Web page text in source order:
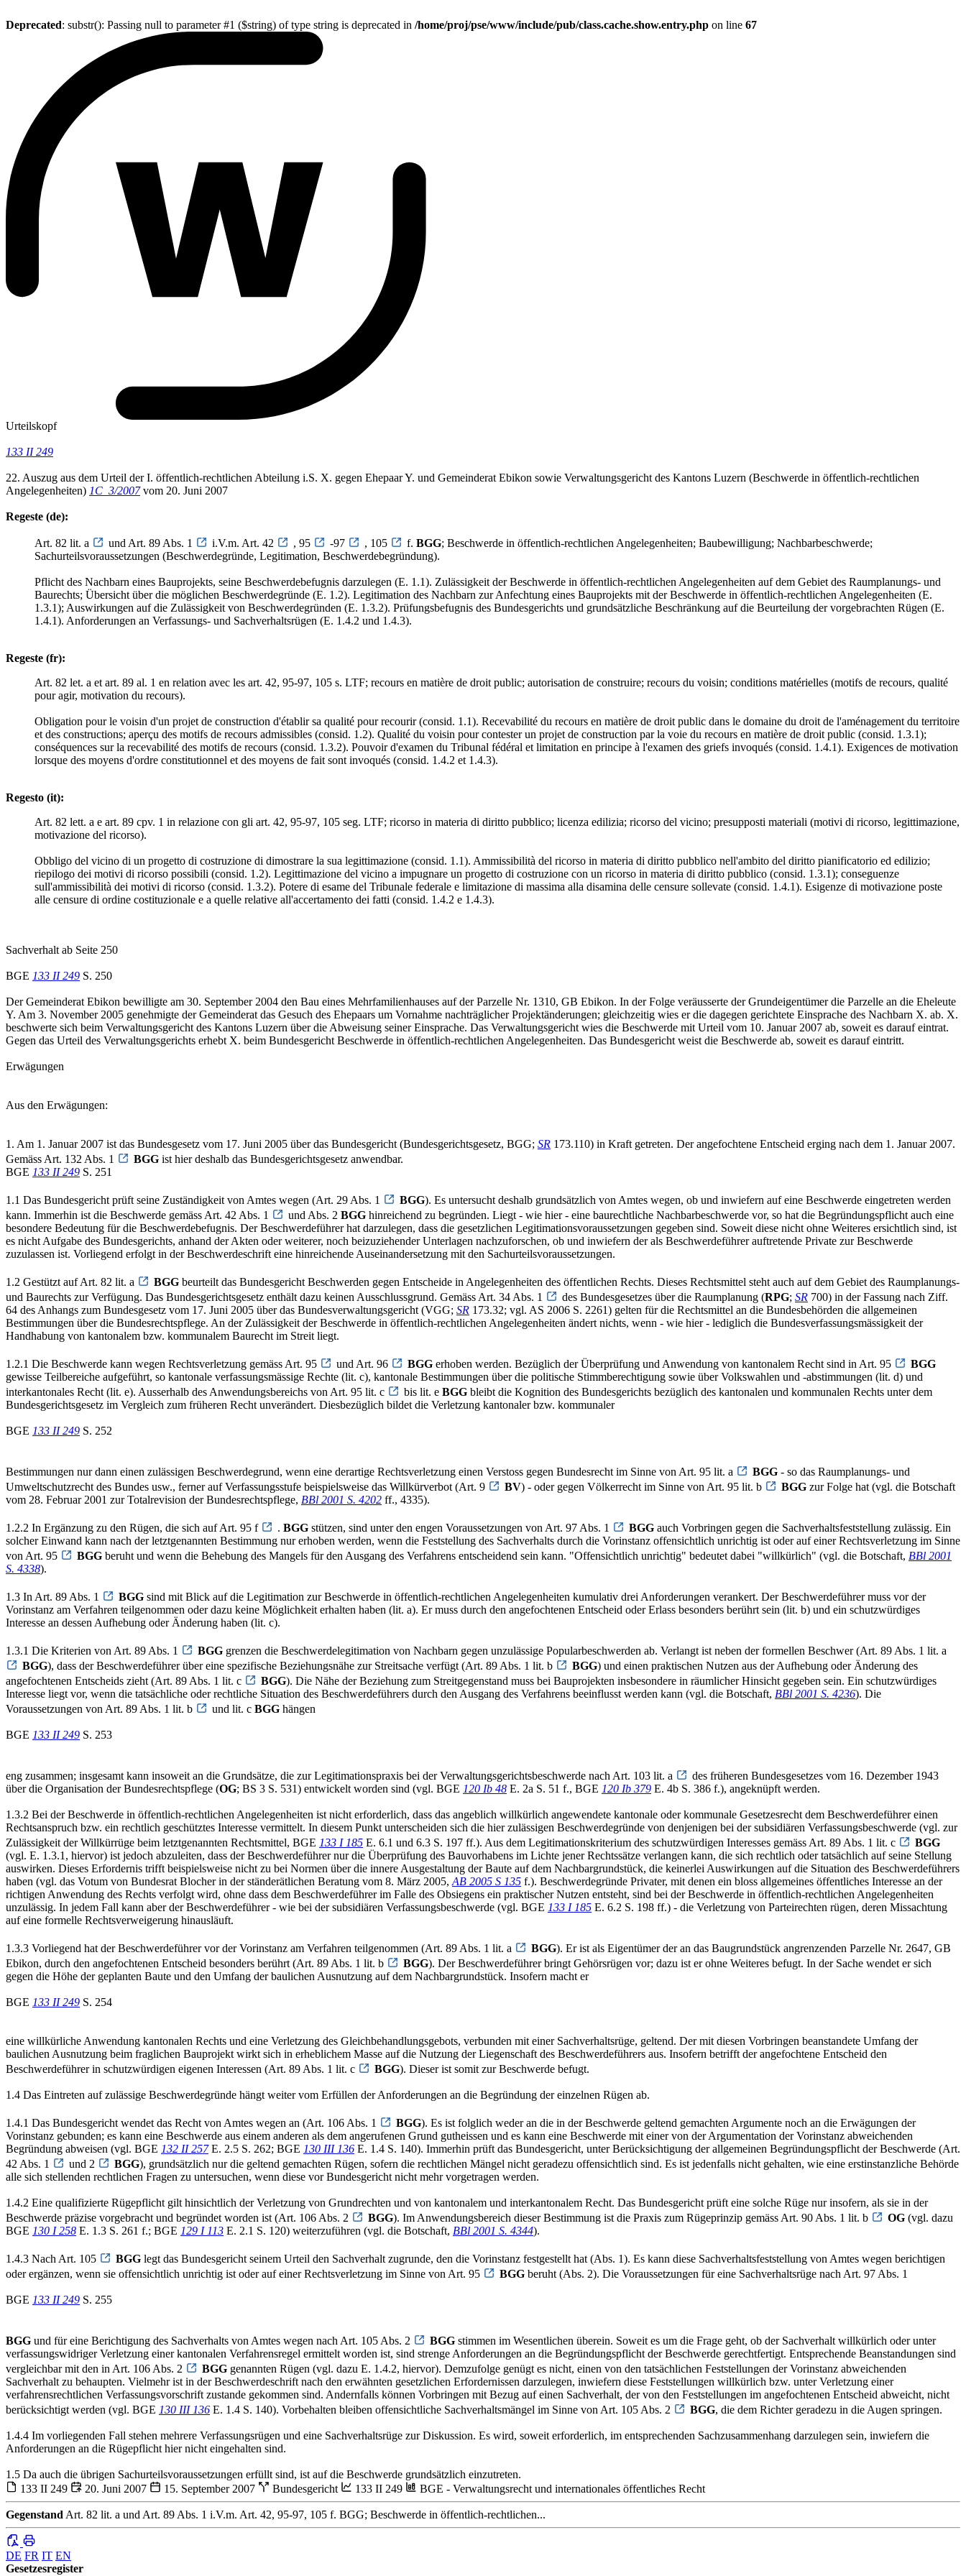
Deprecated: substr(): Passing null to parameter #1 ($string) of type string is deprecated in /home/proj/pse/www/include/pub/class.cache.show.entry.php on line 67
Urteilskopf
133 II 249
22. Auszug aus dem Urteil der I. öffentlich-rechtlichen Abteilung i.S. X. gegen Ehepaar Y. und Gemeinderat Ebikon sowie Verwaltungsgericht des Kantons Luzern (Beschwerde in öffentlich-rechtlichen
Angelegenheiten) 1C_3/2007vom 20. Juni 2007
Regeste (de):
Art. 82 lit. a und Art. 89 Abs. 1 i.V.m. Art. 42 , 95 -97 , 105 f. BGG; Beschwerde in öffentlich-rechtlichen Angelegenheiten; Baubewilligung; Nachbarbeschwerde;
Sachurteilsvoraussetzungen (Beschwerdegründe, Legitimation, Beschwerdebegründung).
Pflicht des Nachbarn eines Bauprojekts, seine Beschwerdebefugnis darzulegen (E. 1.1). Zulässigkeit der Beschwerde in öffentlich-rechtlichen Angelegenheiten auf dem Gebiet des Raumplanungs- und
Baurechts; Übersicht über die möglichen Beschwerdegründe (E. 1.2). Legitimation des Nachbarn zur Anfechtung eines Bauprojekts mit der Beschwerde in öffentlich-rechtlichen Angelegenheiten (E.
1.3.1); Auswirkungen auf die Zulässigkeit von Beschwerdegründen (E. 1.3.2). Prüfungsbefugnis des Bundesgerichts und grundsätzliche Beschränkung auf die Beurteilung der vorgebrachten Rügen (E.
1.4.1). Anforderungen an Verfassungs- und Sachverhaltsrügen (E. 1.4.2 und 1.4.3).
Regeste (fr):
Art. 82 let. a et art. 89 al. 1 en relation avec les art. 42, 95-97, 105 s. LTF; recours en matière de droit public; autorisation de construire; recours du voisin; conditions matérielles (motifs de recours, qualité
pour agir, motivation du recours).
Obligation pour le voisin d'un projet de construction d'établir sa qualité pour recourir (consid. 1.1). Recevabilité du recours en matière de droit public dans le domaine du droit de l'aménagement du territoire
et des constructions; aperçu des motifs de recours admissibles (consid. 1.2). Qualité du voisin pour contester un projet de construction par la voie du recours en matière de droit public (consid. 1.3.1);
conséquences sur la recevabilité des motifs de recours (consid. 1.3.2). Pouvoir d'examen du Tribunal fédéral et limitation en principe à l'examen des griefs invoqués (consid. 1.4.1). Exigences de motivation
lorsque des moyens d'ordre constitutionnel et des moyens de fait sont invoqués (consid. 1.4.2 et 1.4.3).
Regesto (it):
Art. 82 lett. a e art. 89 cpv. 1 in relazione con gli art. 42, 95-97, 105 seg. LTF; ricorso in materia di diritto pubblico; licenza edilizia; ricorso del vicino; presupposti materiali (motivi di ricorso, legittimazione,
motivazione del ricorso).
Obbligo del vicino di un progetto di costruzione di dimostrare la sua legittimazione (consid. 1.1). Ammissibilità del ricorso in materia di diritto pubblico nell'ambito del diritto pianificatorio ed edilizio;
riepilogo dei motivi di ricorso possibili (consid. 1.2). Legittimazione del vicino a impugnare un progetto di costruzione con un ricorso in materia di diritto pubblico (consid. 1.3.1); conseguenze
sull'ammissibilità dei motivi di ricorso (consid. 1.3.2). Potere di esame del Tribunale federale e limitazione di massima alla disamina delle censure sollevate (consid. 1.4.1). Esigenze di motivazione poste
alle censure di ordine costituzionale e a quelle relative all'accertamento dei fatti (consid. 1.4.2 e 1.4.3).
Sachverhalt ab Seite 250
BGE 133 II 249 S. 250
Der Gemeinderat Ebikon bewilligte am 30. September 2004 den Bau eines Mehrfamilienhauses auf der Parzelle Nr. 1310, GB Ebikon. In der Folge veräusserte der Grundeigentümer die Parzelle an die Eheleute
Y. Am 3. November 2005 genehmigte der Gemeinderat das Gesuch des Ehepaars um Vornahme nachträglicher Projektänderungen; gleichzeitig wies er die dagegen gerichtete Einsprache des Nachbarn X. ab. X.
beschwerte sich beim Verwaltungsgericht des Kantons Luzern über die Abweisung seiner Einsprache. Das Verwaltungsgericht wies die Beschwerde mit Urteil vom 10. Januar 2007 ab, soweit es darauf eintrat.
Gegen das Urteil des Verwaltungsgerichts erhebt X. beim Bundesgericht Beschwerde in öffentlich-rechtlichen Angelegenheiten. Das Bundesgericht weist die Beschwerde ab, soweit es darauf eintritt.
Erwägungen
Aus den Erwägungen:
1. Am 1. Januar 2007 ist das Bundesgesetz vom 17. Juni 2005 über das Bundesgericht (Bundesgerichtsgesetz, BGG; SR 173.110) in Kraft getreten. Der angefochtene Entscheid erging nach dem 1. Januar 2007.
Gemäss Art. 132 Abs. 1
BGG ist hier deshalb das Bundesgerichtsgesetz anwendbar.
BGE 133 II 249 S. 251
1.1 Das Bundesgericht prüft seine Zuständigkeit von Amtes wegen (Art. 29 Abs. 1 BGG). Es untersucht deshalb grundsätzlich von Amtes wegen, ob und inwiefern auf eine Beschwerde eingetreten werden
kann. Immerhin ist die Beschwerde gemäss Art. 42 Abs. 1
und Abs. 2 BGG hinreichend zu begründen. Liegt - wie hier - eine baurechtliche Nachbarbeschwerde vor, so hat die Begründungspflicht auch eine
besondere Bedeutung für die Beschwerdebefugnis. Der Beschwerdeführer hat darzulegen, dass die gesetzlichen Legitimationsvoraussetzungen gegeben sind. Soweit diese nicht ohne Weiteres ersichtlich sind, ist
es nicht Aufgabe des Bundesgerichts, anhand der Akten oder weiterer, noch beizuziehender Unterlagen nachzuforschen, ob und inwiefern der als Beschwerdeführer auftretende Private zur Beschwerde
zuzulassen ist. Vorliegend erfolgt in der Beschwerdeschrift eine hinreichende Auseinandersetzung mit den Sachurteilsvoraussetzungen.
1.2 Gestützt auf Art. 82 lit. a BGG beurteilt das Bundesgericht Beschwerden gegen Entscheide in Angelegenheiten des öffentlichen Rechts. Dieses Rechtsmittel steht auch auf dem Gebiet des Raumplanungs-
und Baurechts zur Verfügung. Das Bundesgerichtsgesetz enthält dazu keinen Ausschlussgrund. Gemäss Art. 34 Abs. 1
des Bundesgesetzes über die Raumplanung (RPG; SR 700) in der Fassung nach Ziff.
64 des Anhangs zum Bundesgesetz vom 17. Juni 2005 über das Bundesverwaltungsgericht (VGG; SR 173.32; vgl. AS 2006 S. 2261) gelten für die Rechtsmittel an die Bundesbehörden die allgemeinen
Bestimmungen über die Bundesrechtspflege. An der Zulässigkeit der Beschwerde in öffentlich-rechtlichen Angelegenheiten ändert nichts, wenn - wie hier - lediglich die Bundesverfassungsmässigkeit der
Handhabung von kantonalem bzw. kommunalem Baurecht im Streit liegt.
1.2.1 Die Beschwerde kann wegen Rechtsverletzung gemäss Art. 95 und Art. 96 BGG erhoben werden. Bezüglich der Überprüfung und Anwendung von kantonalem Recht sind in Art. 95
BGG
gewisse Teilbereiche aufgeführt, so kantonale verfassungsmässige Rechte (lit. c), kantonale Bestimmungen über die politische Stimmberechtigung sowie über Volkswahlen und -abstimmungen (lit. d) und
interkantonales Recht (lit. e). Ausserhalb des Anwendungsbereichs von Art. 95 lit. c
bis lit. e BGG bleibt die Kognition des Bundesgerichts bezüglich des kantonalen und kommunalen Rechts unter dem
Bundesgerichtsgesetz im Vergleich zum früheren Recht unverändert. Diesbezüglich bildet die Verletzung kantonaler bzw. kommunaler
BGE 133 II 249 S. 252
Bestimmungen nur dann einen zulässigen Beschwerdegrund, wenn eine derartige Rechtsverletzung einen Verstoss gegen Bundesrecht im Sinne von Art. 95 lit. a BGG - so das Raumplanungs- und
Umweltschutzrecht des Bundes usw., ferner auf Verfassungsstufe beispielsweise das Willkürverbot (Art. 9
BV) - oder gegen Völkerrecht im Sinne von Art. 95 lit. b BGG zur Folge hat (vgl. die Botschaft
vom 28. Februar 2001 zur Totalrevision der Bundesrechtspflege, BBl 2001 S. 4202 ff., 4335).
1.2.2 In Ergänzung zu den Rügen, die sich auf Art. 95 f . BGG stützen, sind unter den engen Voraussetzungen von Art. 97 Abs. 1 BGG auch Vorbringen gegen die Sachverhaltsfeststellung zulässig. Ein
solcher Einwand kann nach der letztgenannten Bestimmung nur erhoben werden, wenn die Feststellung des Sachverhalts durch die Vorinstanz offensichtlich unrichtig ist oder auf einer Rechtsverletzung im Sinne
von Art. 95
BGG beruht und wenn die Behebung des Mangels für den Ausgang des Verfahrens entscheidend sein kann. "Offensichtlich unrichtig" bedeutet dabei "willkürlich" (vgl. die Botschaft, BBl 2001
S. 4338).
1.3 In Art. 89 Abs. 1 BGG sind mit Blick auf die Legitimation zur Beschwerde in öffentlich-rechtlichen Angelegenheiten kumulativ drei Anforderungen verankert. Der Beschwerdeführer muss vor der
Vorinstanz am Verfahren teilgenommen oder dazu keine Möglichkeit erhalten haben (lit. a). Er muss durch den angefochtenen Entscheid oder Erlass besonders berührt sein (lit. b) und ein schutzwürdiges
Interesse an dessen Aufhebung oder Änderung haben (lit. c).
1.3.1 Die Kriterien von Art. 89 Abs. 1 BGG grenzen die Beschwerdelegitimation von Nachbarn gegen unzulässige Popularbeschwerden ab. Verlangt ist neben der formellen Beschwer (Art. 89 Abs. 1 lit. a
BGG), dass der Beschwerdeführer über eine spezifische Beziehungsnähe zur Streitsache verfügt (Art. 89 Abs. 1 lit. b BGG) und einen praktischen Nutzen aus der Aufhebung oder Änderung des
angefochtenen Entscheids zieht (Art. 89 Abs. 1 lit. c
BGG). Die Nähe der Beziehung zum Streitgegenstand muss bei Bauprojekten insbesondere in räumlicher Hinsicht gegeben sein. Ein schutzwürdiges
Interesse liegt vor, wenn die tatsächliche oder rechtliche Situation des Beschwerdeführers durch den Ausgang des Verfahrens beeinflusst werden kann (vgl. die Botschaft, BBl 2001 S. 4236). Die
Voraussetzungen von Art. 89 Abs. 1 lit. b
und lit. c BGG hängen
BGE 133 II 249 S. 253
eng zusammen; insgesamt kann insoweit an die Grundsätze, die zur Legitimationspraxis bei der Verwaltungsgerichtsbeschwerde nach Art. 103 lit. a
des früheren Bundesgesetzes vom 16. Dezember 1943
über die Organisation der Bundesrechtspflege (OG; BS 3 S. 531) entwickelt worden sind (vgl. BGE 120 Ib 48 E. 2a S. 51 f., BGE 120 Ib 379 E. 4b S. 386 f.), angeknüpft werden.
1.3.2 Bei der Beschwerde in öffentlich-rechtlichen Angelegenheiten ist nicht erforderlich, dass das angeblich willkürlich angewendete kantonale oder kommunale Gesetzesrecht dem Beschwerdeführer einen
Rechtsanspruch bzw. ein rechtlich geschütztes Interesse vermittelt. In diesem Punkt unterscheiden sich die hier zulässigen Beschwerdegründe von denjenigen bei der subsidiären Verfassungsbeschwerde (vgl. zur
Zulässigkeit der Willkürrüge beim letztgenannten Rechtsmittel, BGE 133 I 185 E. 6.1 und 6.3 S. 197 ff.). Aus dem Legitimationskriterium des schutzwürdigen Interesses gemäss Art. 89 Abs. 1 lit. c
BGG
(vgl. E. 1.3.1, hiervor) ist jedoch abzuleiten, dass der Beschwerdeführer nur die Überprüfung des Bauvorhabens im Lichte jener Rechtssätze verlangen kann, die sich rechtlich oder tatsächlich auf seine Stellung
auswirken. Dieses Erfordernis trifft beispielsweise nicht zu bei Normen über die innere Ausgestaltung der Baute auf dem Nachbargrundstück, die keinerlei Auswirkungen auf die Situation des Beschwerdeführers
haben (vgl. das Votum von Bundesrat Blocher in der ständerätlichen Beratung vom 8. März 2005, AB 2005 S 135 f.). Beschwerdegründe Privater, mit denen ein bloss allgemeines öffentliches Interesse an der
richtigen Anwendung des Rechts verfolgt wird, ohne dass dem Beschwerdeführer im Falle des Obsiegens ein praktischer Nutzen entsteht, sind bei der Beschwerde in öffentlich-rechtlichen Angelegenheiten
unzulässig. In jedem Fall kann aber der Beschwerdeführer - wie bei der subsidiären Verfassungsbeschwerde (vgl. BGE 133 I 185 E. 6.2 S. 198 ff.) - die Verletzung von Parteirechten rügen, deren Missachtung
auf eine formelle Rechtsverweigerung hinausläuft.
1.3.3 Vorliegend hat der Beschwerdeführer vor der Vorinstanz am Verfahren teilgenommen (Art. 89 Abs. 1 lit. a BGG). Er ist als Eigentümer der an das Baugrundstück angrenzenden Parzelle Nr. 2647, GB
Ebikon, durch den angefochtenen Entscheid besonders berührt (Art. 89 Abs. 1 lit. b
BGG). Der Beschwerdeführer bringt Gehörsrügen vor; dazu ist er ohne Weiteres befugt. In der Sache wendet er sich
gegen die Höhe der geplanten Baute und den Umfang der baulichen Ausnutzung auf dem Nachbargrundstück. Insofern macht er
BGE 133 II 249 S. 254
eine willkürliche Anwendung kantonalen Rechts und eine Verletzung des Gleichbehandlungsgebots, verbunden mit einer Sachverhaltsrüge, geltend. Der mit diesen Vorbringen beanstandete Umfang der
baulichen Ausnutzung beim fraglichen Bauprojekt wirkt sich in erheblichem Masse auf die Nutzung der Liegenschaft des Beschwerdeführers aus. Insofern betrifft der angefochtene Entscheid den
Beschwerdeführer in schutzwürdigen eigenen Interessen (Art. 89 Abs. 1 lit. c
BGG). Dieser ist somit zur Beschwerde befugt.
1.4 Das Eintreten auf zulässige Beschwerdegründe hängt weiter vom Erfüllen der Anforderungen an die Begründung der einzelnen Rügen ab.
1.4.1 Das Bundesgericht wendet das Recht von Amtes wegen an (Art. 106 Abs. 1 BGG). Es ist folglich weder an die in der Beschwerde geltend gemachten Argumente noch an die Erwägungen der
Vorinstanz gebunden; es kann eine Beschwerde aus einem anderen als dem angerufenen Grund gutheissen und es kann eine Beschwerde mit einer von der Argumentation der Vorinstanz abweichenden
Begründung abweisen (vgl. BGE 132 II 257E. 2.5 S. 262; BGE 130 III 136 E. 1.4 S. 140). Immerhin prüft das Bundesgericht, unter Berücksichtigung der allgemeinen Begründungspflicht der Beschwerde (Art.
42 Abs. 1
und 2 BGG), grundsätzlich nur die geltend gemachten Rügen, sofern die rechtlichen Mängel nicht geradezu offensichtlich sind. Es ist jedenfalls nicht gehalten, wie eine erstinstanzliche Behörde
alle sich stellenden rechtlichen Fragen zu untersuchen, wenn diese vor Bundesgericht nicht mehr vorgetragen werden.
1.4.2 Eine qualifizierte Rügepflicht gilt hinsichtlich der Verletzung von Grundrechten und von kantonalem und interkantonalem Recht. Das Bundesgericht prüft eine solche Rüge nur insofern, als sie in der
Beschwerde präzise vorgebracht und begründet worden ist (Art. 106 Abs. 2
BGG). Im Anwendungsbereich dieser Bestimmung ist die Praxis zum Rügeprinzip gemäss Art. 90 Abs. 1 lit. b OG (vgl. dazu
BGE 130 I 258 E. 1.3 S. 261 f.; BGE 129 I 113 E. 2.1 S. 120) weiterzuführen (vgl. die Botschaft, BBl 2001 S. 4344).
1.4.3 Nach Art. 105 BGG legt das Bundesgericht seinem Urteil den Sachverhalt zugrunde, den die Vorinstanz festgestellt hat (Abs. 1). Es kann diese Sachverhaltsfeststellung von Amtes wegen berichtigen
oder ergänzen, wenn sie offensichtlich unrichtig ist oder auf einer Rechtsverletzung im Sinne von Art. 95
BGG beruht (Abs. 2). Die Voraussetzungen für eine Sachverhaltsrüge nach Art. 97 Abs. 1
BGE 133 II 249 S. 255
BGG und für eine Berichtigung des Sachverhalts von Amtes wegen nach Art. 105 Abs. 2 BGG stimmen im Wesentlichen überein. Soweit es um die Frage geht, ob der Sachverhalt willkürlich oder unter
verfassungswidriger Verletzung einer kantonalen Verfahrensregel ermittelt worden ist, sind strenge Anforderungen an die Begründungspflicht der Beschwerde gerechtfertigt. Entsprechende Beanstandungen sind
vergleichbar mit den in Art. 106 Abs. 2
BGG genannten Rügen (vgl. dazu E. 1.4.2, hiervor). Demzufolge genügt es nicht, einen von den tatsächlichen Feststellungen der Vorinstanz abweichenden
Sachverhalt zu behaupten. Vielmehr ist in der Beschwerdeschrift nach den erwähnten gesetzlichen Erfordernissen darzulegen, inwiefern diese Feststellungen willkürlich bzw. unter Verletzung einer
verfahrensrechtlichen Verfassungsvorschrift zustande gekommen sind. Andernfalls können Vorbringen mit Bezug auf einen Sachverhalt, der von den Feststellungen im angefochtenen Entscheid abweicht, nicht
berücksichtigt werden (vgl. BGE 130 III 136 E. 1.4 S. 140). Vorbehalten bleiben offensichtliche Sachverhaltsmängel im Sinne von Art. 105 Abs. 2 BGG, die dem Richter geradezu in die Augen springen.
1.4.4 Im vorliegenden Fall stehen mehrere Verfassungsrügen und eine Sachverhaltsrüge zur Diskussion. Es wird, soweit erforderlich, im entsprechenden Sachzusammenhang darzulegen sein, inwiefern die
Anforderungen an die Rügepflicht hier nicht eingehalten sind.
1.5 Da auch die übrigen Sachurteilsvoraussetzungen erfüllt sind, ist auf die Beschwerde grundsätzlich einzutreten.
133 II 249
20. Juni 2007 15. September 2007 Bundesgericht 133 II 249 BGE - Verwaltungsrecht und internationales öffentliches Recht
Gegenstand Art. 82 lit. a und Art. 89 Abs. 1 i.V.m. Art. 42, 95-97, 105 f. BGG; Beschwerde in öffentlich-rechtlichen...
DE FR IT EN
Gesetzesregister